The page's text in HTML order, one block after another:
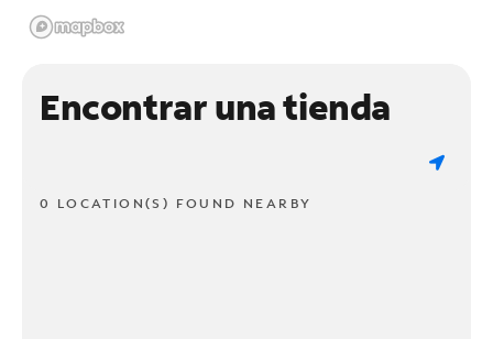
Encontrar una tienda
0 LOCATION(S) FOUND NEARBY